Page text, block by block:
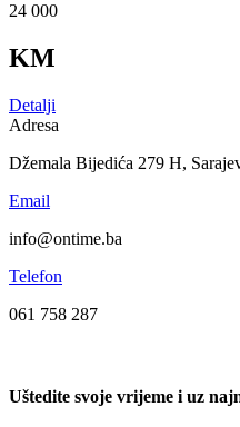
24 000
KM
Detalji
Adresa
Džemala Bijedića 279 H,
Email
info@ontime.ba
Telefon
061 758 287
Uštedite svoje vrijeme i uz